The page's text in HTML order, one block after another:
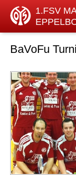
1.FSV
BaVoFu